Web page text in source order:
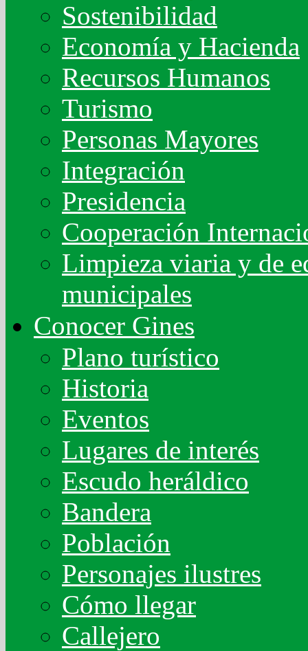
Sostenibilidad
Economía y Hacienda
Recursos Humanos
Turismo
Personas Mayores
Integración
Presidencia
Cooperación
Limpieza viaria y de
municipales
Conocer Gines
Plano turístico
Historia
Eventos
Lugares de interés
Escudo heráldico
Bandera
Población
Personajes ilustres
Cómo llegar
Callejero